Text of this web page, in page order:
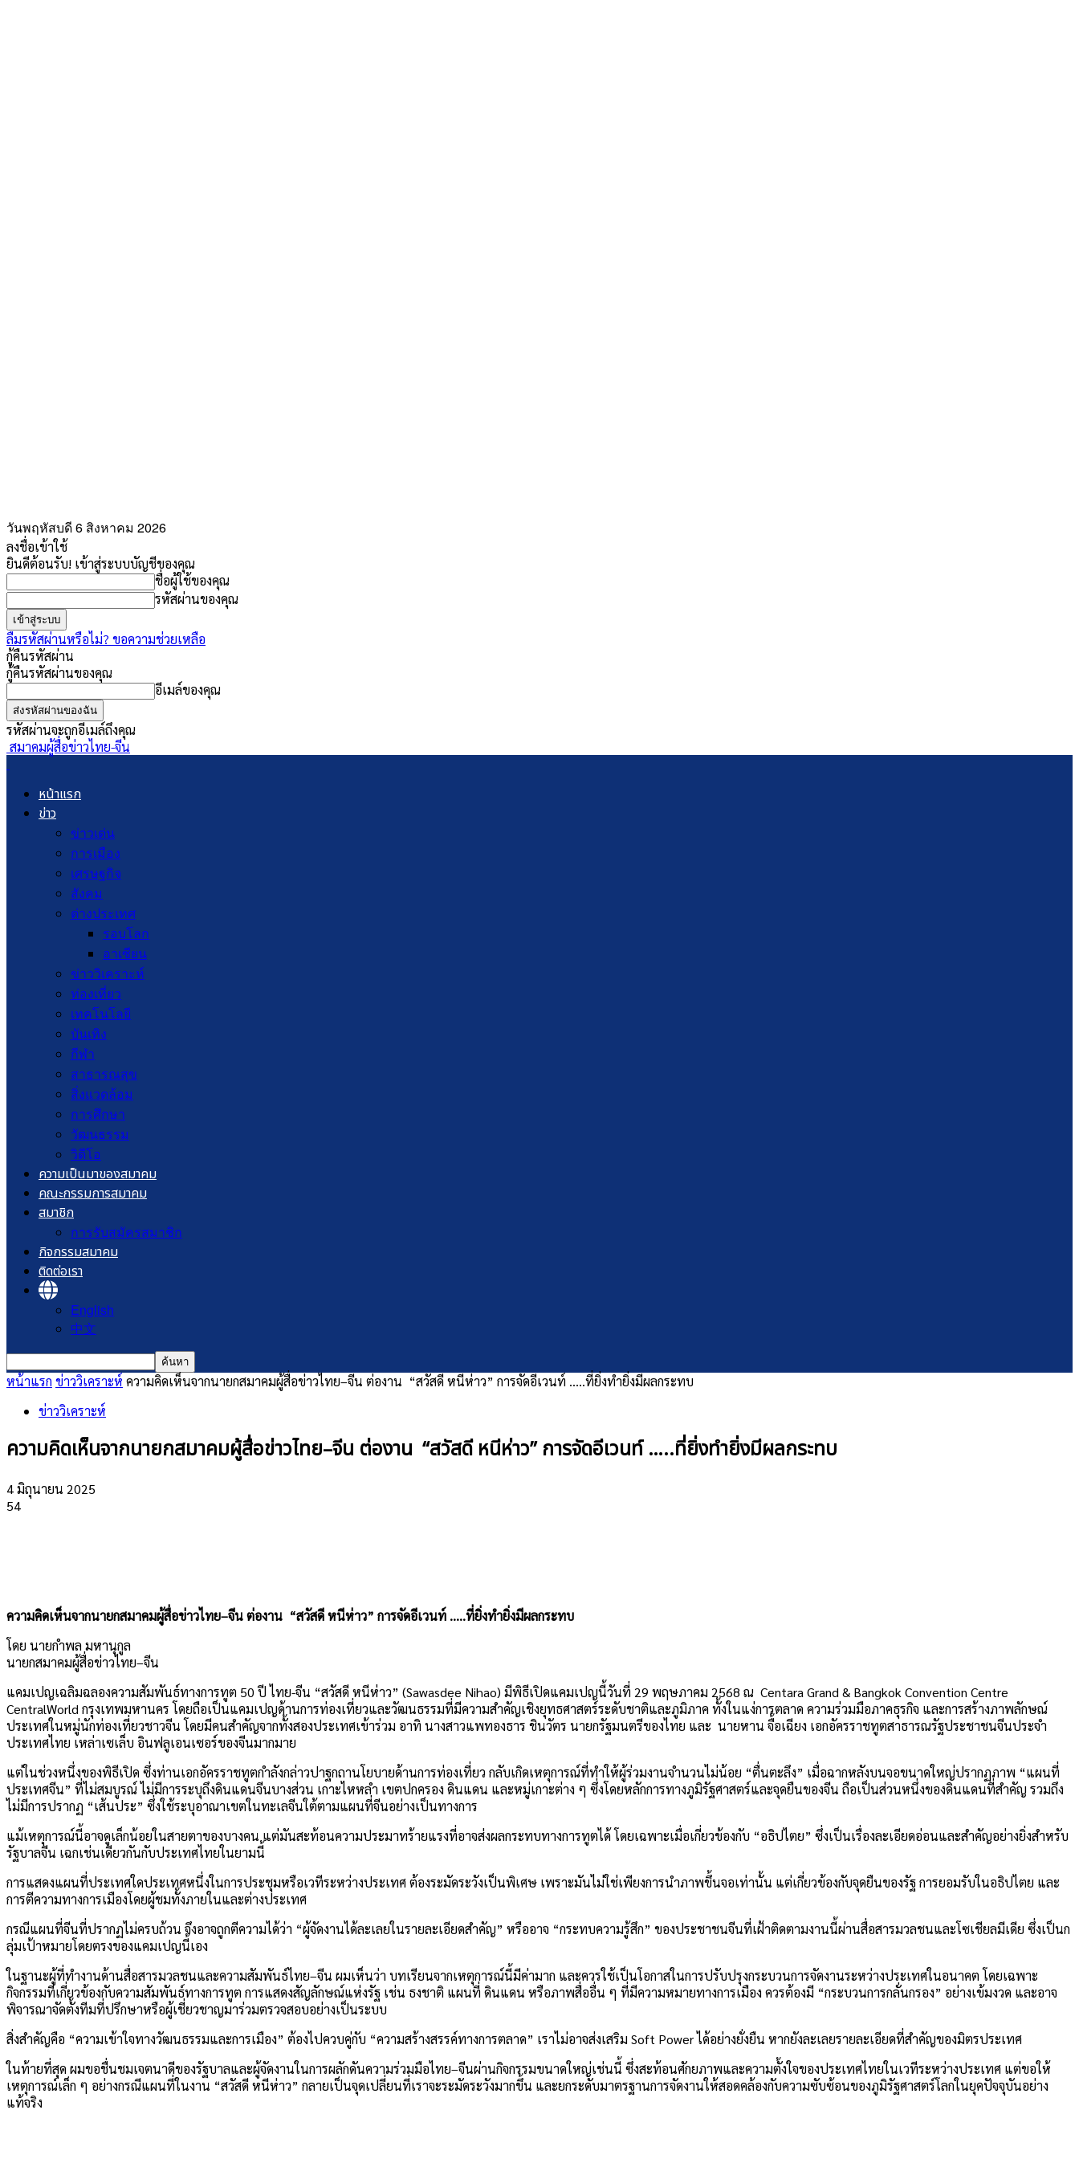
วันพฤหัสบดี 6 สิงหาคม 2026
ลงชื่อเข้าใช้
ยินดีต้อนรับ! เข้าสู่ระบบบัญชีของคุณ
ชื่อผู้ใช้ของคุณ
รหัสผ่านของคุณ
ลืมรหัสผ่านหรือไม่? ขอความช่วยเหลือ
กู้คืนรหัสผ่าน
กู้คืนรหัสผ่านของคุณ
อีเมล์ของคุณ
รหัสผ่านจะถูกอีเมล์ถึงคุณ
สมาคมผู้สื่อข่าวไทย-จีน
หน้าแรก
ข่าว
ข่าวเด่น
การเมือง
เศรษฐกิจ
สังคม
ต่างประเทศ
รอบโลก
อาเซียน
ข่าววิเคราะห์
ท่องเที่ยว
เทคโนโลยี
บันเทิง
กีฬา
สาธารณสุข
สิ่งแวดล้อม
การศึกษา
วัฒนธรรม
วิดีโอ
ความเป็นมาของสมาคม
คณะกรรมการสมาคม
สมาชิก
การรับสมัครสมาชิก
กิจกรรมสมาคม
ติดต่อเรา
English
中文
หน้าแรก ข่าววิเคราะห์ ความคิดเห็นจากนายกสมาคมผู้สื่อข่าวไทย–จีน ต่องาน “สวัสดี หนีห่าว” การจัดอีเวนท์ …..ที่ยิ่งทำยิ่งมีผลกระทบ
ข่าววิเคราะห์
ความคิดเห็นจากนายกสมาคมผู้สื่อข่าวไทย–จีน ต่องาน “สวัสดี หนีห่าว” การจัดอีเวนท์ …..ที่ยิ่งทำยิ่งมีผลกระทบ
4 มิถุนายน 2025
54
ความคิดเห็นจากนายกสมาคมผู้สื่อข่าวไทย–จีน ต่องาน “สวัสดี หนีห่าว” การจัดอีเวนท์ …..ที่ยิ่งทำยิ่งมีผลกระทบ
โดย นายกำพล มหานุกูล
นายกสมาคมผู้สื่อข่าวไทย–จีน
แคมเปญเฉลิมฉลองความสัมพันธ์ทางการทูต 50 ปี ไทย-จีน “สวัสดี หนีห่าว” (Sawasdee Nihao) มีพิธีเปิดแคมเปญนี้วันที่ 29 พฤษภาคม 2568 ณ Centara Grand & Bangkok Convention Centre
CentralWorld กรุงเทพมหานคร โดยถือเป็นแคมเปญด้านการท่องเที่ยวและวัฒนธรรมที่มีความสำคัญเชิงยุทธศาสตร์ระดับชาติและภูมิภาค ทั้งในแง่การตลาด ความร่วมมือภาคธุรกิจ และการสร้างภาพลักษณ์
ประเทศในหมู่นักท่องเที่ยวชาวจีน โดยมีคนสำคัญจากทั้งสองประเทศเข้าร่วม อาทิ นางสาวแพทองธาร ชินวัตร นายกรัฐมนตรีของไทย และ นายหาน จื้อเฉียง เอกอัครราชทูตสาธารณรัฐประชาชนจีนประจำ
ประเทศไทย เหล่าเซเล็บ อินฟลูเอนเซอร์ของจีนมากมาย
แต่ในช่วงหนึ่งของพิธีเปิด ซึ่งท่านเอกอัครราชทูตกำลังกล่าวปาฐกถานโยบายด้านการท่องเที่ยว กลับเกิดเหตุการณ์ที่ทำให้ผู้ร่วมงานจำนวนไม่น้อย “ตื่นตะลึง” เมื่อฉากหลังบนจอขนาดใหญ่ปรากฏภาพ “แผนที่
ประเทศจีน” ที่ไม่สมบูรณ์ ไม่มีการระบุถึงดินแดนจีนบางส่วน เกาะไหหลำ เขตปกครอง ดินแดน และหมู่เกาะต่าง ๆ ซึ่งโดยหลักการทางภูมิรัฐศาสตร์และจุดยืนของจีน ถือเป็นส่วนหนึ่งของดินแดนที่สำคัญ รวมถึง
ไม่มีการปรากฏ “เส้นประ” ซึ่งใช้ระบุอาณาเขตในทะเลจีนใต้ตามแผนที่จีนอย่างเป็นทางการ
แม้เหตุการณ์นี้อาจดูเล็กน้อยในสายตาของบางคน แต่มันสะท้อนความประมาทร้ายแรงที่อาจส่งผลกระทบทางการทูตได้ โดยเฉพาะเมื่อเกี่ยวข้องกับ “อธิปไตย” ซึ่งเป็นเรื่องละเอียดอ่อนและสำคัญอย่างยิ่งสำหรับ
รัฐบาลจีน เฉกเช่นเดียวกันกับประเทศไทยในยามนี้
การแสดงแผนที่ประเทศใดประเทศหนึ่งในการประชุมหรือเวทีระหว่างประเทศ ต้องระมัดระวังเป็นพิเศษ เพราะมันไม่ใช่เพียงการนำภาพขึ้นจอเท่านั้น แต่เกี่ยวข้องกับจุดยืนของรัฐ การยอมรับในอธิปไตย และ
การตีความทางการเมืองโดยผู้ชมทั้งภายในและต่างประเทศ
กรณีแผนที่จีนที่ปรากฏไม่ครบถ้วน จึงอาจถูกตีความได้ว่า “ผู้จัดงานได้ละเลยในรายละเอียดสำคัญ” หรืออาจ “กระทบความรู้สึก” ของประชาชนจีนที่เฝ้าติดตามงานนี้ผ่านสื่อสารมวลชนและโซเชียลมีเดีย ซึ่งเป็นก
ลุ่มเป้าหมายโดยตรงของแคมเปญนี้เอง
ในฐานะผู้ที่ทำงานด้านสื่อสารมวลชนและความสัมพันธ์ไทย–จีน ผมเห็นว่า บทเรียนจากเหตุการณ์นี้มีค่ามาก และควรใช้เป็นโอกาสในการปรับปรุงกระบวนการจัดงานระหว่างประเทศในอนาคต โดยเฉพาะ
กิจกรรมที่เกี่ยวข้องกับความสัมพันธ์ทางการทูต การแสดงสัญลักษณ์แห่งรัฐ เช่น ธงชาติ แผนที่ ดินแดน หรือภาพสื่ออื่น ๆ ที่มีความหมายทางการเมือง ควรต้องมี “กระบวนการกลั่นกรอง” อย่างเข้มงวด และอาจ
พิจารณาจัดตั้งทีมที่ปรึกษาหรือผู้เชี่ยวชาญมาร่วมตรวจสอบอย่างเป็นระบบ
สิ่งสำคัญคือ “ความเข้าใจทางวัฒนธรรมและการเมือง” ต้องไปควบคู่กับ “ความสร้างสรรค์ทางการตลาด” เราไม่อาจส่งเสริม Soft Power ได้อย่างยั่งยืน หากยังละเลยรายละเอียดที่สำคัญของมิตรประเทศ
ในท้ายที่สุด ผมขอชื่นชมเจตนาดีของรัฐบาลและผู้จัดงานในการผลักดันความร่วมมือไทย–จีนผ่านกิจกรรมขนาดใหญ่เช่นนี้ ซึ่งสะท้อนศักยภาพและความตั้งใจของประเทศไทยในเวทีระหว่างประเทศ แต่ขอให้
เหตุการณ์เล็ก ๆ อย่างกรณีแผนที่ในงาน “สวัสดี หนีห่าว” กลายเป็นจุดเปลี่ยนที่เราจะระมัดระวังมากขึ้น และยกระดับมาตรฐานการจัดงานให้สอดคล้องกับความซับซ้อนของภูมิรัฐศาสตร์โลกในยุคปัจจุบันอย่าง
แท้จริง